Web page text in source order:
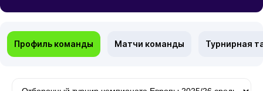
Профиль команды Матчи команды Турнирная